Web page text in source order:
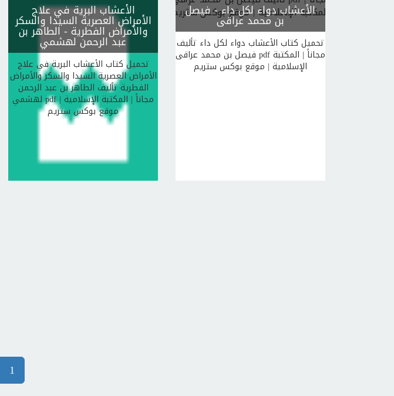
الأعشاب دواء لكل داء- فيصل
بن محمد عراقى
تحميل كتاب الأعشاب دواء لكل داء تأليف
فيصل بن محمد عراقى pdf مجاناً | المكتبة
الإسلامية | موقع بوكس ستريم
الأعشاب البرية في علاج
الأمراض العصرية السيدا والسكر
والأمراض الفطرية - الطاهر بن
عبد الرحمن لهشمي
تحميل كتاب الأعشاب البرية في علاج
الأمراض العصرية السيدا والسكر والأمراض
الفطرية تأليف الطاهر بن عبد الرحمن
لهشمي pdf مجاناً | المكتبة الإسلامية |
موقع بوكس ستريم
1